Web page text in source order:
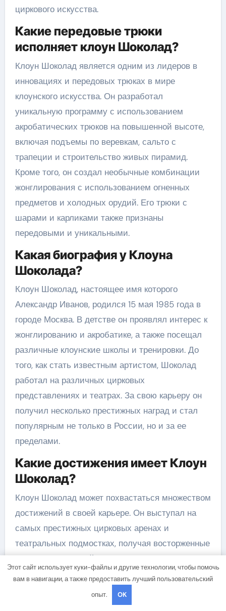
циркового искусства.
Какие передовые трюки
исполняет клоун Шоколад?
Клоун Шоколад является одним из лидеров в
инновациях и передовых трюках в мире
клоунского искусства. Он разработал
уникальную программу с использованием
акробатических трюков на повышенной высоте,
включая подъемы по веревкам, сальто с
трапеции и строительство живых пирамид.
Кроме того, он создал необычные комбинации
жонглирования с использованием огненных
предметов и холодных орудий. Его трюки с
шарами и карликами также признаны
передовыми и уникальными.
Какая биография у Клоуна
Шоколада?
Клоун Шоколад, настоящее имя которого
Александр Иванов, родился 15 мая 1985 года в
городе Москва. В детстве он проявлял интерес к
жонглированию и акробатике, а также посещал
различные клоунские школы и тренировки. До
того, как стать известным артистом, Шоколад
работал на различных цирковых
представлениях и театрах. За свою карьеру он
получил несколько престижных наград и стал
популярным не только в России, но и за ее
пределами.
Какие достижения имеет Клоун
Шоколад?
Клоун Шоколад может похвастаться множеством
достижений в своей карьере. Он выступал на
самых престижных цирковых аренах и
театральных подмостках, получая восторженные
отзывы от зрителей и критиков. Он разработал
свои уникальные трюки, включая жонглирование
огнем, исполнение сложных акробатических
элементов и воздушных трюков. Шоколад также
Этот сайт использует куки-файлы и другие технологии, чтобы помочь
вам в навигации, а также предоставить лучший пользовательский
опыт.
OK